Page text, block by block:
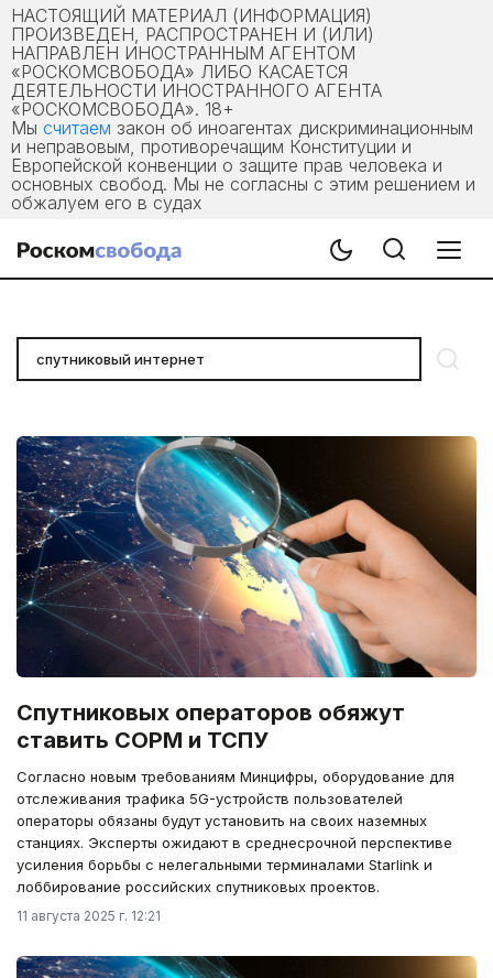
НАСТОЯЩИЙ МАТЕРИАЛ (ИНФОРМАЦИЯ)
ПРОИЗВЕДЕН, РАСПРОСТРАНЕН И (ИЛИ)
НАПРАВЛЕН ИНОСТРАННЫМ АГЕНТОМ
«РОСКОМСВОБОДА» ЛИБО КАСАЕТСЯ
ДЕЯТЕЛЬНОСТИ ИНОСТРАННОГО АГЕНТА
«РОСКОМСВОБОДА». 18+
Мы считаем закон об иноагентах дискриминационным
и неправовым, противоречащим Конституции и
Европейской конвенции о защите прав человека и
основных свобод. Мы не согласны с этим решением и
обжалуем его в судах
Спутниковых операторов обяжут
ставить СОРМ и ТСПУ
Согласно новым требованиям Минцифры, оборудование для
отслеживания трафика 5G-устройств пользователей
операторы обязаны будут установить на своих наземных
станциях. Эксперты ожидают в среднесрочной перспективе
усиления борьбы с нелегальными терминалами Starlink и
лоббирование российских спутниковых проектов.
11 августа 2025 г. 12:21